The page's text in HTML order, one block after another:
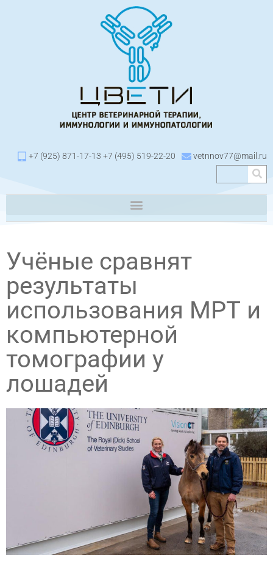
+7 (925) 871-17-13 +7 (495) 519-22-20 vetnnov77@mail.ru
Учёные сравнят
результаты
использования МРТ и
компьютерной
томографии у
лошадей